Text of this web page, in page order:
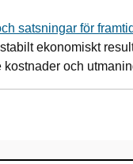
satsningar för
ekonomiskt
och